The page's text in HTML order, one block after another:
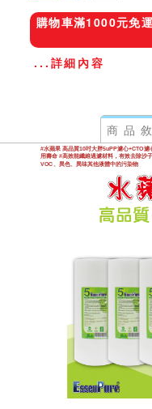
購物車滿1000元免
...詳細內容
商品